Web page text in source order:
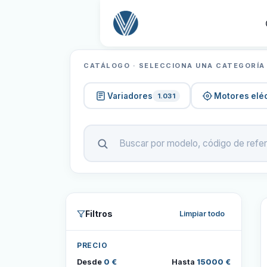
CATÁLOGO · SELECCIONA UNA CATEGORÍA
Variadores 1.031 Motores
Filtros Limpiar todo
PRECIO
Desde 0 € Hasta 15000 €